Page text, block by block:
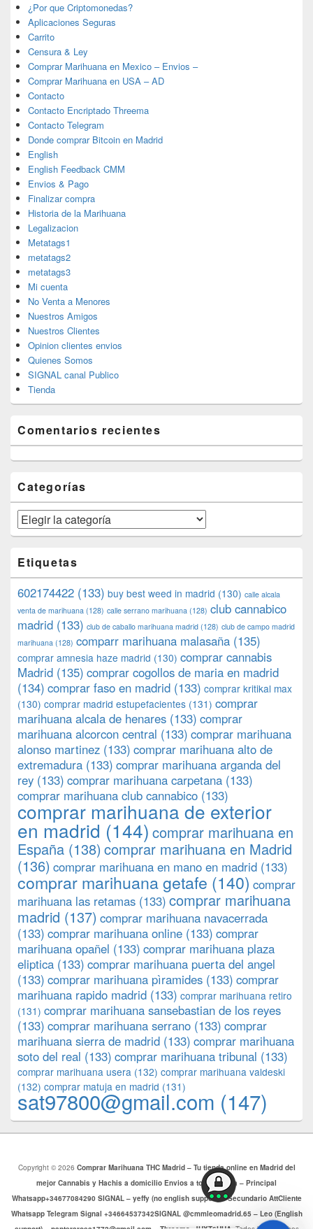
¿Por que Criptomonedas?
Aplicaciones Seguras
Carrito
Censura & Ley
Comprar Marihuana en Mexico – Envios –
Comprar Marihuana en USA – AD
Contacto
Contacto Encriptado Threema
Contacto Telegram
Donde comprar Bitcoin en Madrid
English
English Feedback CMM
Envios & Pago
Finalizar compra
Historia de la Marihuana
Legalizacion
Metatags1
metatags2
metatags3
Mi cuenta
No Venta a Menores
Nuestros Amigos
Nuestros Clientes
Opinion clientes envios
Quienes Somos
SIGNAL canal Publico
Tienda
Comentarios recientes
Categorías
Categorías
Etiquetas
602174422 (133) buy best weed in madrid (130) calle alcala
venta de marihuana (128) calle serrano marihuana (128) club cannabico
madrid (133) club de caballo marihuana madrid (128) club de campo madrid
marihuana (128) comparr marihuana malasaña (135)
comprar amnesia haze madrid (130) comprar cannabis
Madrid (135) comprar cogollos de maria en madrid
(134) comprar faso en madrid (133) comprar kritikal max
(130) comprar madrid estupefacientes (131) comprar
marihuana alcala de henares (133) comprar
marihuana alcorcon central (133) comprar marihuana
alonso martinez (133) comprar marihuana alto de
extremadura (133) comprar marihuana arganda del
rey (133) comprar marihuana carpetana (133)
comprar marihuana club cannabico (133)
comprar marihuana de exterior
en madrid (144) comprar marihuana en
España (138) comprar marihuana en Madrid
(136) comprar marihuana en mano en madrid (133)
comprar marihuana getafe (140) comprar
marihuana las retamas (133) comprar marihuana
madrid (137) comprar marihuana navacerrada
(133) comprar marihuana online (133) comprar
marihuana opañel (133) comprar marihuana plaza
eliptica (133) comprar marihuana puerta del angel
(133) comprar marihuana pìramides (133) comprar
marihuana rapido madrid (133) comprar marihuana retiro
(131) comprar marihuana sansebastian de los reyes
(133) comprar marihuana serrano (133) comprar
marihuana sierra de madrid (133) comprar marihuana
soto del real (133) comprar marihuana tribunal (133)
comprar marihuana usera (132) comprar marihuana valdeski
(132) comprar matuja en madrid (131)
sat97800@gmail.com (147)
Copyright © 2026 Comprar Marihuana THC Madrid – Tu tienda online en Madrid del
mejor Cannabis y Hachis a domicilio Envios a toda Europa – Principal
Whatsapp+34677084290 SIGNAL – yeffy (no english support) – Secundario AttCliente
Whatsapp Telegram Signal +34664537342SIGNAL @cmmleomadrid.65 – Leo (English